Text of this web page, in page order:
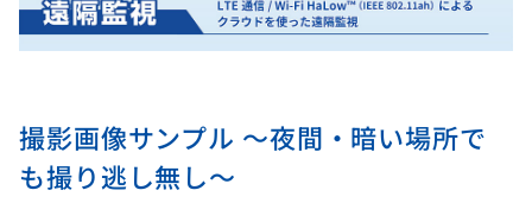
撮影画像サンプル ～夜間・暗い場所で
も撮り逃し無し～